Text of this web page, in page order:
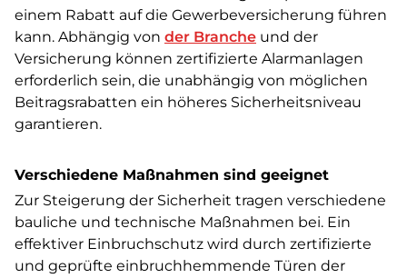
einem Rabatt auf die Gewerbeversicherung führen
kann. Abhängig von der Branche und der
Versicherung können zertifizierte Alarmanlagen
erforderlich sein, die unabhängig von möglichen
Beitragsrabatten ein höheres Sicherheitsniveau
garantieren.
Verschiedene Maßnahmen sind geeignet
Zur Steigerung der Sicherheit tragen verschiedene
bauliche und technische Maßnahmen bei. Ein
effektiver Einbruchschutz wird durch zertifizierte
und geprüfte einbruchhemmende Türen der